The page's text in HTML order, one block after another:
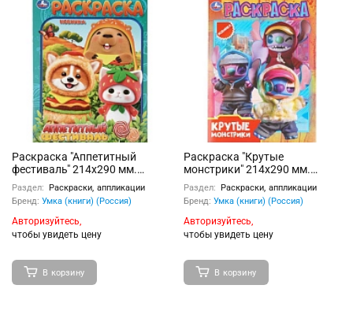
Раскраска "Аппетитный
фестиваль" 214х290 мм.
Скрепка. 16 стр
Раздел:
Раскраски, аппликации
Бренд: Умка (книги) (Россия)
Авторизуйтесь,
чтобы увидеть цену
В корзину
Раскраска "Крутые
монстрики" 214х290 мм.
Скрепка. 16 стр
Раздел:
Раскраски, аппликации
Бренд: Умка (книги) (Россия)
Авторизуйтесь,
чтобы увидеть цену
В корзину